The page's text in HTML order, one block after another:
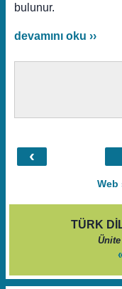
bulunur.
devamını oku ››
‹
Web
TÜRK